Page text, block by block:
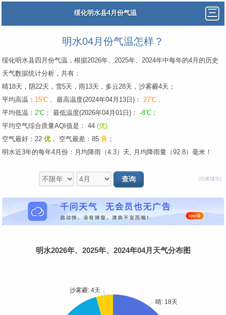
绥化明水县4月份气温
明水04月份气温怎样？
绥化明水县四月份气温，根据2026年、2025年、2024年中每年的4月的历史
天气数据统计分析，共有：
晴18天，阴22天，雪5天，雨13天，多云28天，沙雾霾4天；
平均高温： 15℃， 最高温度(2024年04月13日)： 27℃，
平均低温： 2℃； 最低温度(2026年04月01日)： -8℃；
平均空气综合质量AQI值是： 44 (优)
空气最好：22 优 ， 空气最差：85 良 ；
明水近3年的每年4月份：月均降雨（4.3）天, 月均降雨量（92.8）毫米！
[切换城市]
明水2026年、2025年、2024年04月天气分布图